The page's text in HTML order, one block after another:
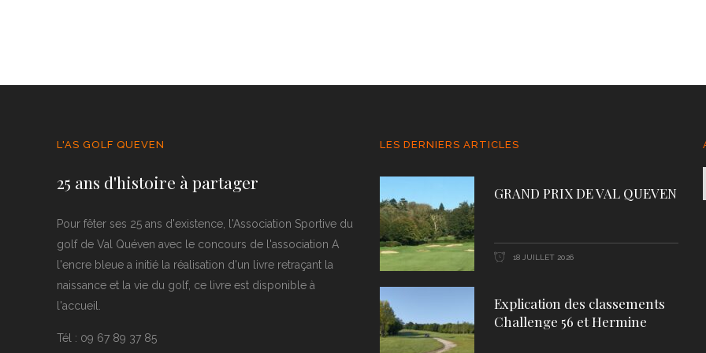
L'AS GOLF QUEVEN
25 ans d'histoire à partager
Pour fêter ses 25 ans d'existence, l'Association Sportive du
golf de Val Quéven avec le concours de l'association A
l'encre bleue a initié la réalisation d'un livre retraçant la
naissance et la vie du golf, ce livre est disponible à
l'accueil.
Tél : 09 67 89 37 85
LES DERNIERS ARTICLES
GRAND PRIX DE VAL QUEVEN
18 JUILLET 2026
Explication des classements
Challenge 56 et Hermine